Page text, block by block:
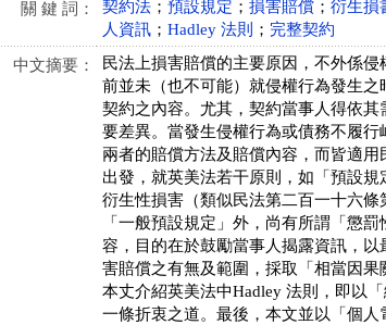
關 鍵 詞：
契約法 ； 預設規定 ； 損害賠償 ； 衍生損
人資訊 ； Hadley 法則 ； 完整契約
中文摘要：
民法上損害賠償的主要原因，不外係
前並未（也不可能）就侵權行為發生
契約之內容。尤其，契約當事人得依
要差異。當發生侵權行為或債務不履
兩者的賠償方法及賠償內容，而皆適
出發，就英美法若干原則，如「預設
衍生性損害（類似民法第二百一十六
「一般預設規定」外，尚有所謂「懲
容，目的在於鼓勵當事人揭露資訊，
害賠償之有無及範圍，採取「相當因果
本丈介紹英美法中Hadley 法則，即以
一條折衷之道。最後，本文並以「個